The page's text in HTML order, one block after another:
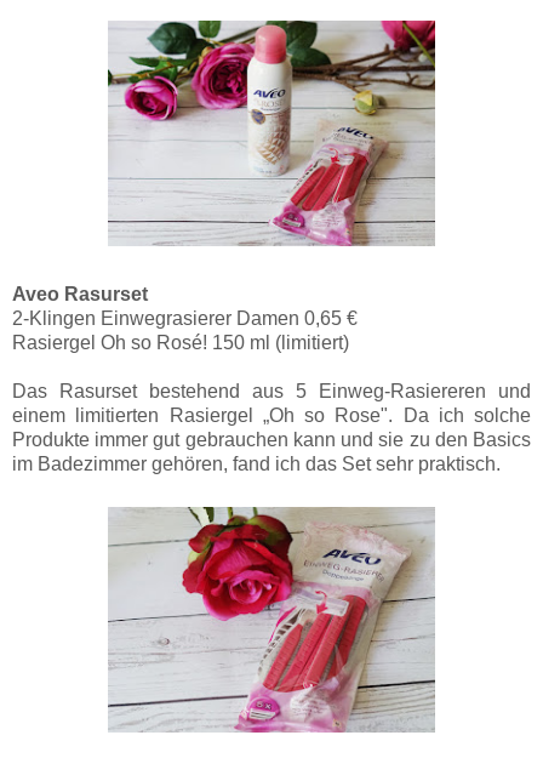
Aveo Rasurset
2-Klingen Einwegrasierer Damen 0,65 €
Rasiergel Oh so Rosé! 150 ml (limitiert)
Das Rasurset bestehend aus 5 Einweg-Rasiereren und
einem limitierten Rasiergel „Oh so Rose". Da ich solche
Produkte immer gut gebrauchen kann und sie zu den Basics
im Badezimmer gehören, fand ich das Set sehr praktisch.